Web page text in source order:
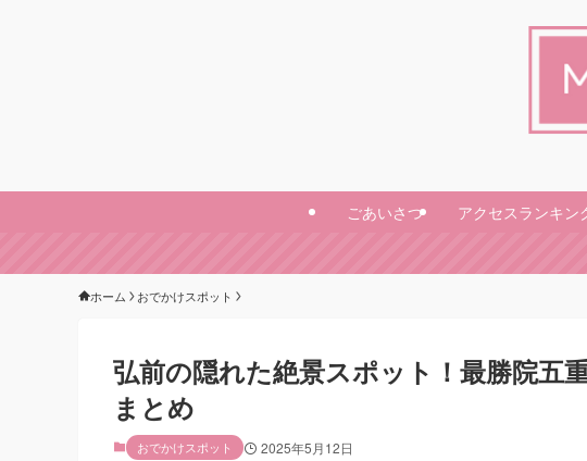
ごあいさつ アクセスランキン
ホーム おでかけスポット
弘前の隠れた絶景スポット！最勝院五
まとめ
おでかけスポット 2025年5月12日